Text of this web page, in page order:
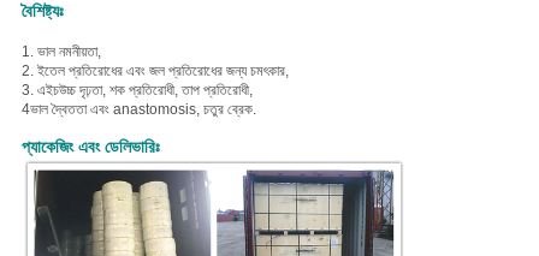
বৈশিষ্ট্যঃ
1. ভাল নমনীয়তা,
2. ইতেল প্রতিরোধের এবং জল প্রতিরোধের জন্য চমৎকার,
3. এইচউচ্চ দৃঢ়তা, শক প্রতিরোধী, তাপ প্রতিরোধী,
4ভাল দ্বৈততা এবং anastomosis, চতুর ব্রেক.
প্যাকেজিং এবং ডেলিভারিঃ